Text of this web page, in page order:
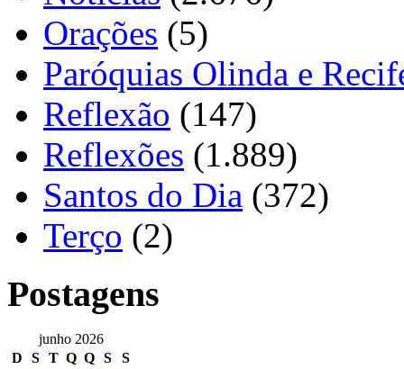
Orações (5)
Paróquias Olinda e
Reflexão (147)
Reflexões (1.889)
Santos do Dia (372)
Terço (2)
Postagens
junho 2026
D
S T Q Q S
S